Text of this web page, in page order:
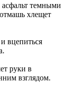
асфальт темными
хлещет
вцепиться
руки в
взглядом.